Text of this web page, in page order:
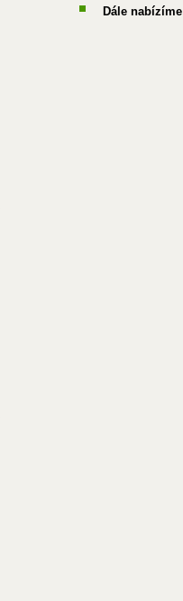
Dále nabízíme